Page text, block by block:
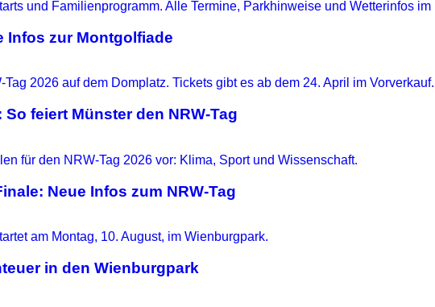
Infos zur Montgolfiade
feiert Münster den NRW-Tag
Neue Infos zum NRW-Tag
in den Wienburgpark